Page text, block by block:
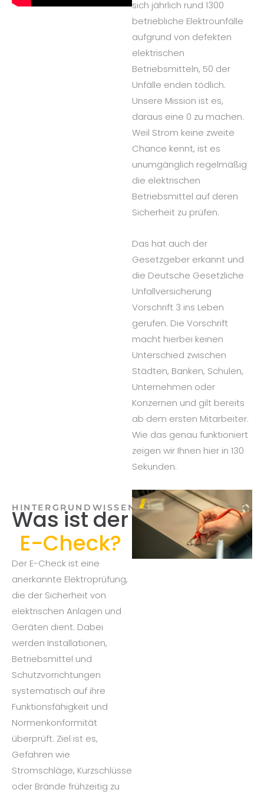
sich jährlich rund 1300
betriebliche Elektrounfälle
aufgrund von defekten
elektrischen
Betriebsmitteln, 50 der
Unfälle enden tödlich.
Unsere Mission ist es,
daraus eine 0 zu machen.
Weil Strom keine zweite
Chance kennt, ist es
unumgänglich regelmäßig
die elektrischen
Betriebsmittel auf deren
Sicherheit zu prüfen.
Das hat auch der
Gesetzgeber erkannt und
die Deutsche Gesetzliche
Unfallversicherung
Vorschrift 3 ins Leben
gerufen. Die Vorschrift
macht hierbei keinen
Unterschied zwischen
Städten, Banken, Schulen,
Unternehmen oder
Konzernen und gilt bereits
ab dem ersten Mitarbeiter.
Wie das genau funktioniert
zeigen wir Ihnen hier in 130
Sekunden.
HINTERGRUNDWISSEN
Was ist der
E-Check?
Der E-Check ist eine
anerkannte Elektroprüfung,
die der Sicherheit von
elektrischen Anlagen und
Geräten dient. Dabei
werden Installationen,
Betriebsmittel und
Schutzvorrichtungen
systematisch auf ihre
Funktionsfähigkeit und
Normenkonformität
überprüft. Ziel ist es,
Gefahren wie
Stromschläge, Kurzschlüsse
oder Brände frühzeitig zu